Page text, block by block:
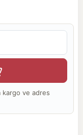
kargo ve adres